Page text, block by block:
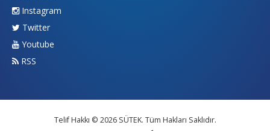
Instagram
Twitter
Youtube
RSS
Telif Hakkı © 2026 SÜTEK. Tüm Hakları Saklıdır.